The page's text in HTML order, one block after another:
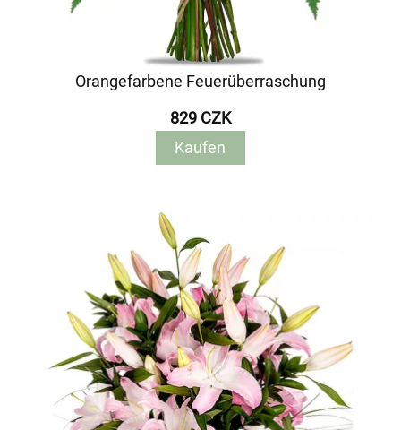
Orangefarbene Feuerüberraschung
829 CZK
Kaufen